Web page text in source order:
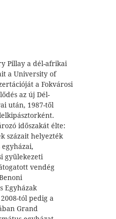
Pillay a dél-afrikai
a University of
a Fokvárosi
az új Dél-
után, 1987-től
időszakát élte:
százait helyezték
gyülekezeti
vendég
Egyházak
tól pedig a
Grand